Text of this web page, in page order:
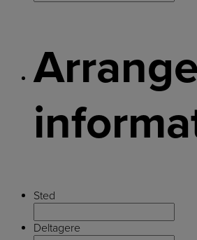
Sted
Deltagere